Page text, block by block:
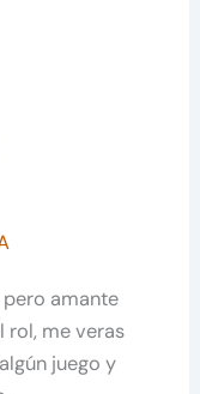
amante
rol, me veras
juego y